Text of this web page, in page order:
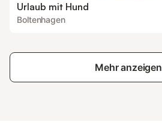
Urlaub mit Hund
Boltenhagen
Mehr anzeigen